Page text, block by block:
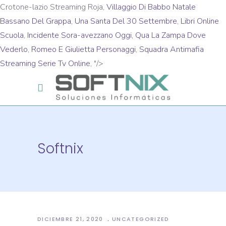
Crotone-lazio Streaming Roja, Villaggio Di Babbo Natale
Bassano Del Grappa, Una Santa Del 30 Settembre, Libri Online
Scuola, Incidente Sora-avezzano Oggi, Qua La Zampa Dove
Vederlo, Romeo E Giulietta Personaggi, Squadra Antimafia
Streaming Serie Tv Online, "/>
Softnix
DICIEMBRE 21, 2020 UNCATEGORIZED